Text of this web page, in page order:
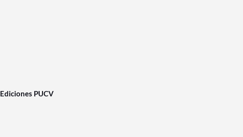
Ediciones PUCV